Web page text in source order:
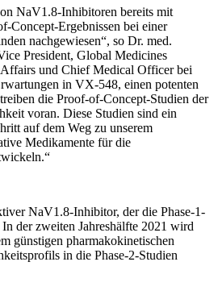
NaV1.8-Inhibitoren bereits mit
Concept-Ergebnissen bei einer
nachgewiesen“, so Dr. med.
President, Global Medicines
und Chief Medical Officer bei
in VX-548, einen potenten
die Proof-of-Concept-Studien der
voran. Diese Studien sind ein
auf dem Weg zu unserem
Medikamente für die
NaV1.8-Inhibitor, der die Phase-1-
In der zweiten Jahreshälfte 2021 wird
günstigen pharmakokinetischen
in die Phase-2-Studien